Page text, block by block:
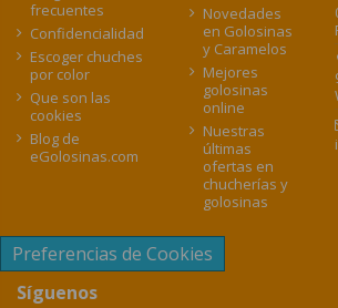
frecuentes
Confidencialidad
Escoger chuches
por color
Que son las
cookies
Blog de
eGolosinas.com
Novedades
en Golosinas
y Caramelos
Mejores
golosinas
online
Nuestras
últimas
ofertas en
chucherías y
golosinas
Preferencias de Cookies
Síguenos